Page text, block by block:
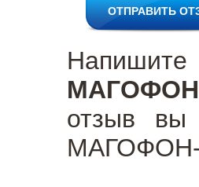
ОТПРАВИТЬ
отзыв вы
МАГОФОН-